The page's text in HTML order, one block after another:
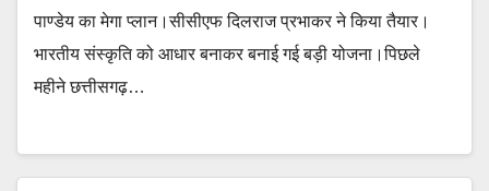
पाण्डेय का मेगा प्लान।सीसीएफ दिलराज प्रभाकर ने किया तैयार।
भारतीय संस्कृति को आधार बनाकर बनाई गई बड़ी योजना।पिछले
महीने छत्तीसगढ़…